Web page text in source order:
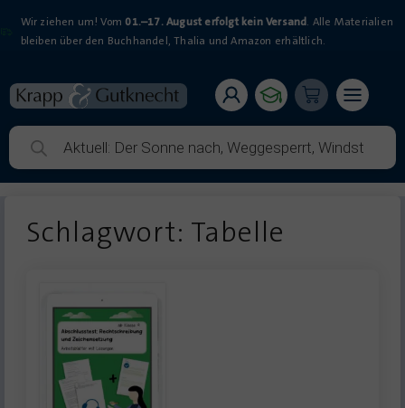
Wir ziehen um! Vom 01.–17. August erfolgt kein Versand. Alle Materialien
bleiben über den Buchhandel, Thalia und Amazon erhältlich.
Schlagwort: Tabelle